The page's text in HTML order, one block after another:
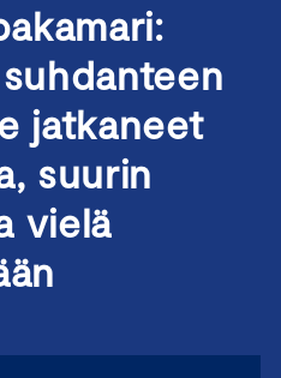
jatkaneet
suurin
vielä